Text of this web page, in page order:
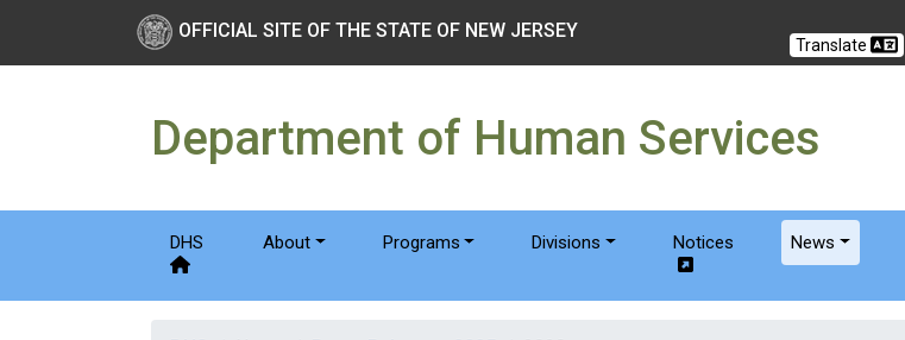
New Jersey Department of Humanservices
Skip to main Content
OFFICIAL SITE OF THE STATE OF NEW JERSEY
Translate
Department of Human Services
DHS About Programs Divisions Notices News